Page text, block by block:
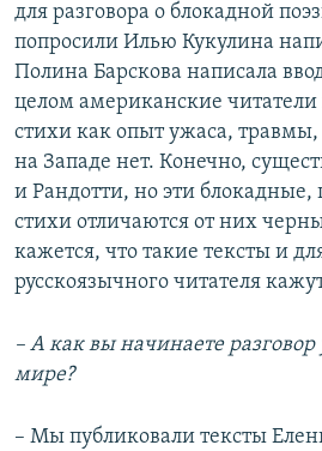
для разговора о блокадной
попросили Илью Кукулина
Полина Барскова написала
целом американские
стихи как опыт ужаса, травмы,
на Западе нет. Конечно,
и Рандотти, но эти блокадные,
стихи отличаются от них
кажется, что такие тексты и
русскоязычного читателя
– А как вы начинаете разговор
мире?
– Мы публиковали тексты